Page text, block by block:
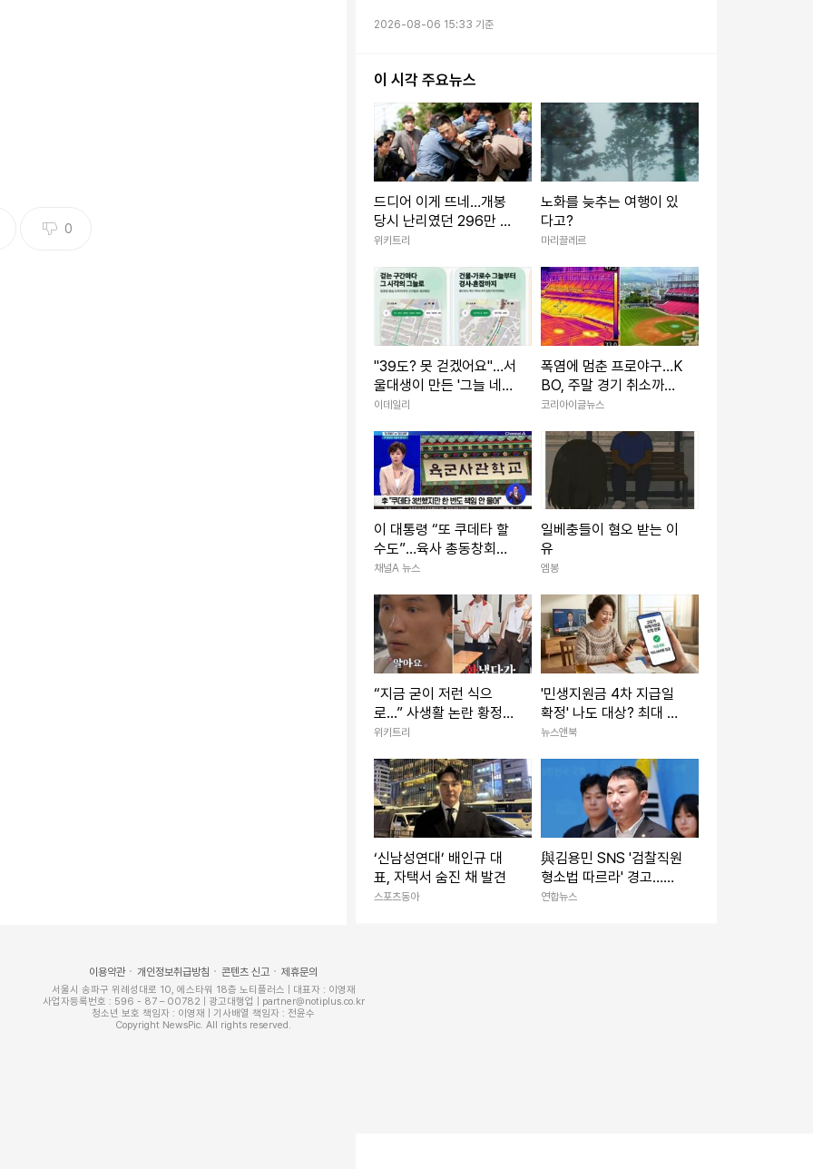
1400원으로, 설레임을 1200원에서 1400원으로 각
안정적으로 유지해왔는데, 5~6배 수준으로 가격이
0
2026-08-06 15:33 기준
이 시각 주요뉴스
드디어 이게 뜨네…개봉
당시 난리였던 296만 한
국 영화, 디즈니+ 출격
위키트리
노화를 늦추는 여행이 있
다고?
마리끌레르
"39도? 못 걷겠어요"…서
울대생이 만든 '그늘 네
비'가 살렸다
이데일리
폭염에 멈춘 프로야구…K
BO, 주말 경기 취소까지
검토
코리아이글뉴스
이 대통령 “또 쿠데타 할
수도”…육사 총동창회
“정치적 보복”
채널A 뉴스
일베충들이 혐오 받는 이
유
엠봉
“지금 굳이 저런 식으
로...” 사생활 논란 황정민
이 곧 출연할 예능 예고편
위키트리
'민생지원금 4차 지급일
확정' 나도 대상? 최대 1
인당 50만 원
뉴스앤북
‘신남성연대’ 배인규 대
표, 자택서 숨진 채 발견
스포츠동아
與김용민 SNS '검찰직원
형소법 따르라' 경고…검
찰 내부망 부글
연합뉴스
이용약관 개인정보취급방침 콘텐츠 신고 제휴문의
서울시 송파구 위례성대로 10, 에스타워 18층 노티플러스 | 대표자 : 이영재
사업자등록번호 : 596 - 87 – 00782 | 광고대행업 | partner@notiplus.co.kr
청소년 보호 책임자 : 이영재 | 기사배열 책임자 : 전윤수
Copyright NewsPic. All rights reserved.